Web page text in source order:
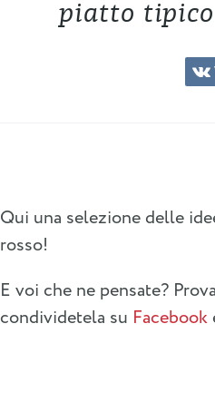
piatto
Qui una selezione delle
rosso!
E voi che ne pensate?
condividetela su Facebook